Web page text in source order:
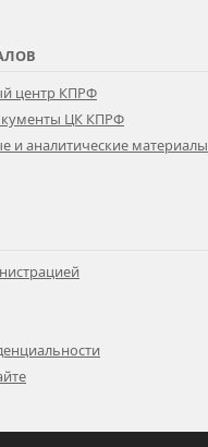
центр КПРФ
ЦК КПРФ
и аналитические материалы